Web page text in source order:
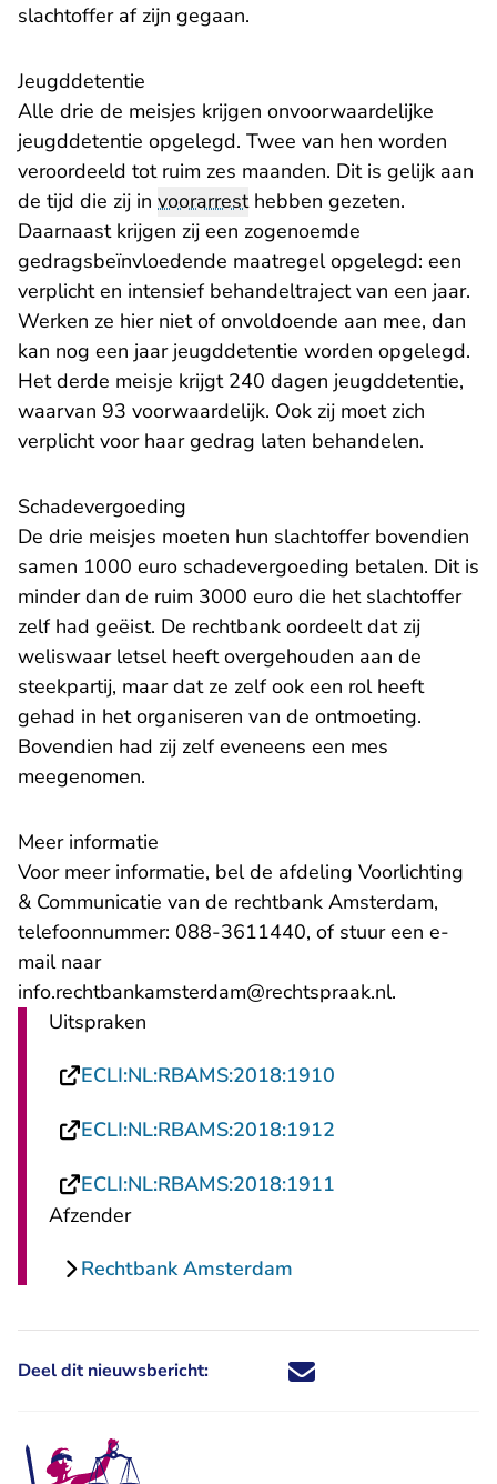
slachtoffer af zijn gegaan.
Jeugddetentie
Alle drie de meisjes krijgen onvoorwaardelijke
jeugddetentie opgelegd. Twee van hen worden
veroordeeld tot ruim zes maanden. Dit is gelijk aan
de tijd die zij in voorarresthebben gezeten.
Daarnaast krijgen zij een zogenoemde
gedragsbeïnvloedende maatregel opgelegd: een
verplicht en intensief behandeltraject van een jaar.
Werken ze hier niet of onvoldoende aan mee, dan
kan nog een jaar jeugddetentie worden opgelegd.
Het derde meisje krijgt 240 dagen jeugddetentie,
waarvan 93 voorwaardelijk. Ook zij moet zich
verplicht voor haar gedrag laten behandelen.
Schadevergoeding
De drie meisjes moeten hun slachtoffer bovendien
samen 1000 euro schadevergoeding betalen. Dit is
minder dan de ruim 3000 euro die het slachtoffer
zelf had geëist. De rechtbank oordeelt dat zij
weliswaar letsel heeft overgehouden aan de
steekpartij, maar dat ze zelf ook een rol heeft
gehad in het organiseren van de ontmoeting.
Bovendien had zij zelf eveneens een mes
meegenomen.
Meer informatie
Voor meer informatie, bel de afdeling Voorlichting
& Communicatie van de rechtbank Amsterdam,
telefoonnummer: 088-3611440, of stuur een e-
mail naar
info.rechtbankamsterdam@rechtspraak.nl- U verlaat
.
Uitspraken
ECLI:NL:RBAMS:2018:1910
ECLI:NL:RBAMS:2018:1912
ECLI:NL:RBAMS:2018:1911
Afzender
Rechtbank Amsterdam
Deel dit nieuwsbericht: Deel dit nieuwsbericht via X -
Deel dit nieuwsbericht via
Deel dit nieuwsbericht
Deel dit